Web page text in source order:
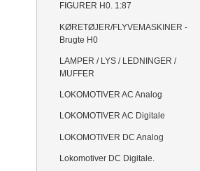
FIGURER H0. 1:87
KØRETØJER/FLYVEMASKINER -
Brugte H0
LAMPER / LYS / LEDNINGER /
MUFFER
LOKOMOTIVER AC Analog
LOKOMOTIVER AC Digitale
LOKOMOTIVER DC Analog
Lokomotiver DC Digitale.